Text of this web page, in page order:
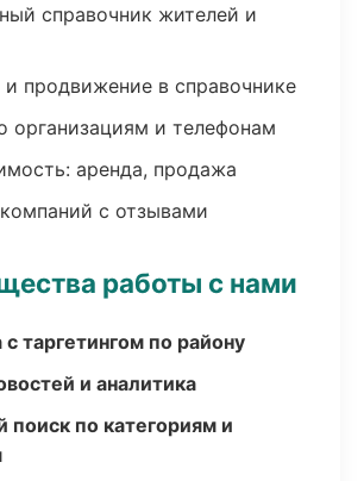
справочник жителей и
и продвижение в справочнике
организациям и телефонам
аренда, продажа
с отзывами
работы с нами
таргетингом по району
и аналитика
поиск по категориям и